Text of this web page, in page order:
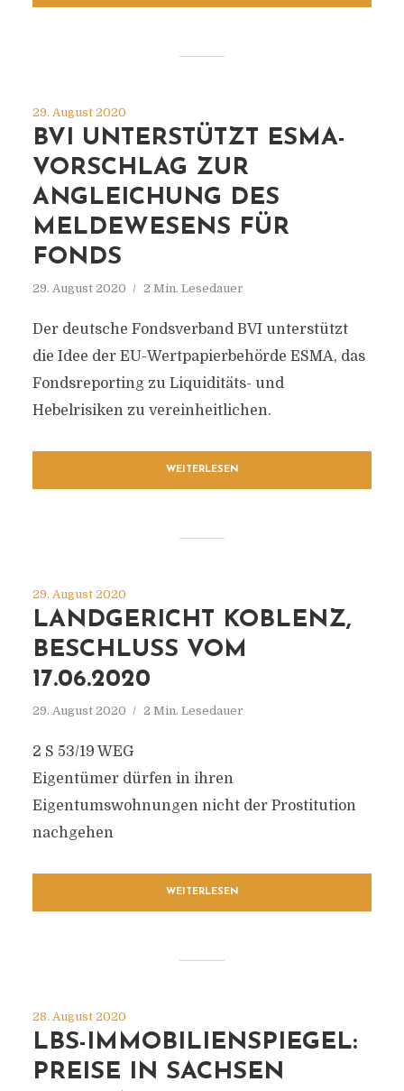
29. August 2020
BVI UNTERSTÜTZT ESMA-
VORSCHLAG ZUR
ANGLEICHUNG DES
MELDEWESENS FÜR
FONDS
29. August 2020 2 Min. Lesedauer
Der deutsche Fondsverband BVI unterstützt
die Idee der EU-Wertpapierbehörde ESMA, das
Fondsreporting zu Liquiditäts- und
Hebelrisiken zu vereinheitlichen.
WEITERLESEN
29. August 2020
LANDGERICHT KOBLENZ,
BESCHLUSS VOM
17.06.2020
29. August 2020 2 Min. Lesedauer
2 S 53/19 WEG
Eigentümer dürfen in ihren
Eigentumswohnungen nicht der Prostitution
nachgehen
WEITERLESEN
28. August 2020
LBS-IMMOBILIENSPIEGEL:
PREISE IN SACHSEN